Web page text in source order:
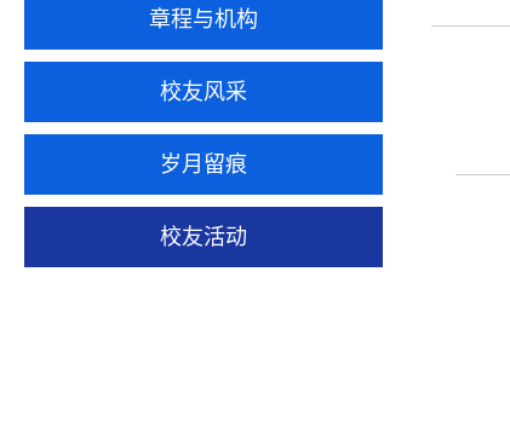
章程与机构
校友风采
岁月留痕
校友活动